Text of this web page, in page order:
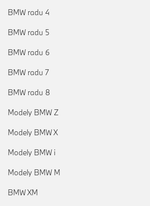
BMW radu 4
BMW radu 5
BMW radu 6
BMW radu 7
BMW radu 8
Modely BMW Z
Modely BMW X
Modely BMW i
Modely BMW M
BMW XM